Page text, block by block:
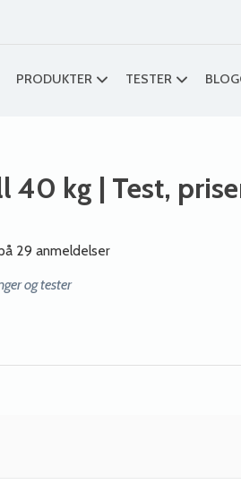
PRODUKTER TESTER
40 kg | Test,
29 anmeldelser
og tester